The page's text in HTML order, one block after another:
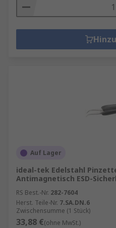
Auf Lager
ideal-tek Edelstahl
Antimagnetisch ESD-
RS Best.-Nr. 282-7604
Herst. Teile-Nr. 7.SA.DN.6
Zwischensumme (1 Stück)
33,88 €(ohne MwSt.)